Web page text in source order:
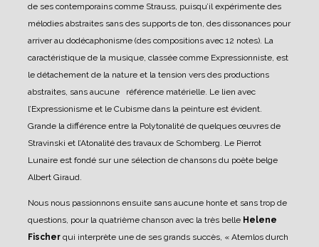
de ses contemporains comme Strauss, puisqu’il expérimente des
mélodies abstraites sans des supports de ton, des dissonances pour
arriver au dodécaphonisme (des compositions avec 12 notes). La
caractéristique de la musique, classée comme Expressionniste, est
le détachement de la nature et la tension vers des productions
abstraites, sans aucune référence matérielle. Le lien avec
l’Expressionisme et le Cubisme dans la peinture est évident.
Grande la différence entre la Polytonalité de quelques œuvres de
Stravinski et l’Atonalité des travaux de Schomberg. Le Pierrot
Lunaire est fondé sur une sélection de chansons du poète belge
Albert Giraud.
Nous nous passionnons ensuite sans aucune honte et sans trop de
questions, pour la quatrième chanson avec la très belle Helene
Fischer qui interprète une de ses grands succès, « Atemlos durch